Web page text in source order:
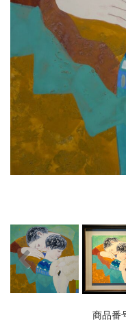
商品番